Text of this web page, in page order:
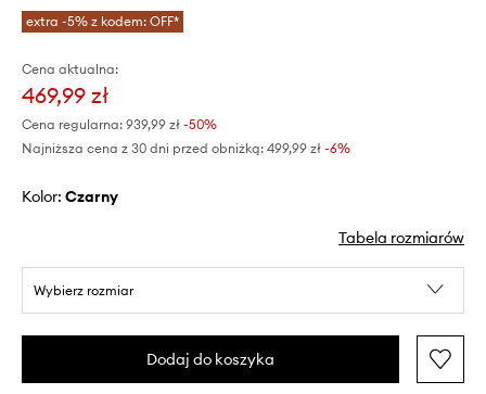
extra -5% z kodem: OFF*
Cena aktualna:
469,99 zł
Cena regularna: 939,99 zł -50%
Najniższa cena z 30 dni przed obniżką: 499,99 zł -6%
Kolor: czarny
Tabela rozmiarów
Wybierz rozmiar
Dodaj do koszyka